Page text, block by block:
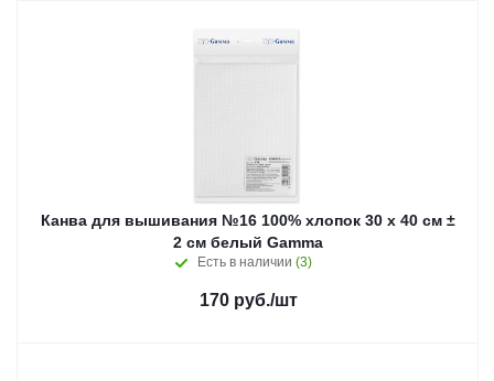
Канва для вышивания №16 100% хлопок 30 х 40 см ±
2 см белый Gamma
Есть в наличии (3)
170руб./шт